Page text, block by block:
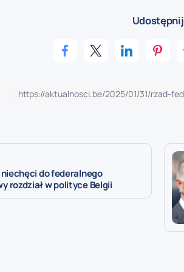
Udostępnij
niechęci do federalnego
rozdział w polityce Belgii